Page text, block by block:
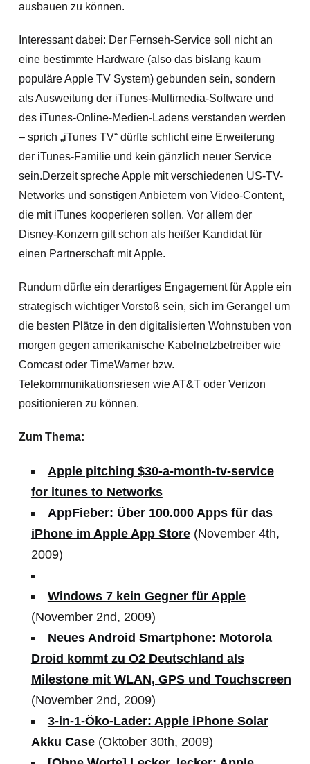
ausbauen zu können.
Interessant dabei: Der Fernseh-Service soll nicht an
eine bestimmte Hardware (also das bislang kaum
populäre Apple TV System) gebunden sein, sondern
als Ausweitung der iTunes-Multimedia-Software und
des iTunes-Online-Medien-Ladens verstanden werden
– sprich „iTunes TV“ dürfte schlicht eine Erweiterung
der iTunes-Familie und kein gänzlich neuer Service
sein.Derzeit spreche Apple mit verschiedenen US-TV-
Networks und sonstigen Anbietern von Video-Content,
die mit iTunes kooperieren sollen. Vor allem der
Disney-Konzern gilt schon als heißer Kandidat für
einen Partnerschaft mit Apple.
Rundum dürfte ein derartiges Engagement für Apple ein
strategisch wichtiger Vorstoß sein, sich im Gerangel um
die besten Plätze in den digitalisierten Wohnstuben von
morgen gegen amerikanische Kabelnetzbetreiber wie
Comcast oder TimeWarner bzw.
Telekommunikationsriesen wie AT&T oder Verizon
positionieren zu können.
Zum Thema:
Apple pitching $30-a-month-tv-service
for itunes to Networks
AppFieber: Über 100.000 Apps für das
iPhone im Apple App Store(November 4th,
2009)
Windows 7 kein Gegner für Apple
(November 2nd, 2009)
Neues Android Smartphone: Motorola
Droid kommt zu O2 Deutschland als
Milestone mit WLAN, GPS und Touchscreen
(November 2nd, 2009)
3-in-1-Öko-Lader: Apple iPhone Solar
Akku Case(Oktober 30th, 2009)